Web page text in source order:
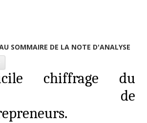
SOMMAIRE DE LA NOTE D'ANALYSE
chiffrage du
de